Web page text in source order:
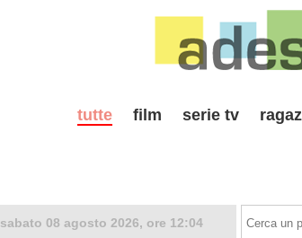
tutte film serie tv
sabato 08 agosto 2026, ore 12:04